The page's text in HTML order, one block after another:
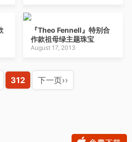
『Theo Fennell』特别合
作款祖母绿主题珠宝
August 17, 2013
312 下一页››